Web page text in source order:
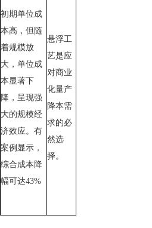
初期单位成
本高，但随
着规模放
大，单位成
本显著下
降，呈现强
大的规模经
济效应。有
案例显示，
综合成本降
幅可达43%
悬浮工
艺是应
对商业
化量产
降本需
求的必
然选
择。